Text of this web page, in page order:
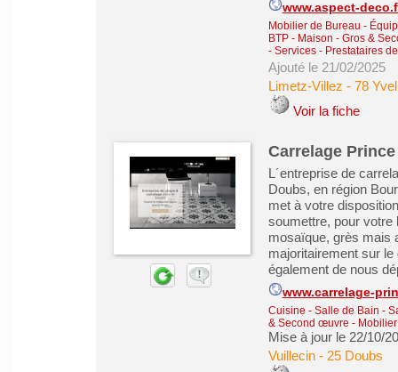
www.aspect-
Mobilier de Bureau -
BTP - Maison - Gros &
- Services - Prestataires
Ajouté le 21/02/2025
Limetz-Villez - 78
Voir la fiche
Carrelage
L´entreprise de
Doubs, en région
met à votre
soumettre, pour votre
mosaïque, grès mais
majoritairement sur
également de nous
www.carrelage-
Cuisine - Salle de Bain -
& Second œuvre -
Mise à jour le 22/10/
Vuillecin- 25 Doubs